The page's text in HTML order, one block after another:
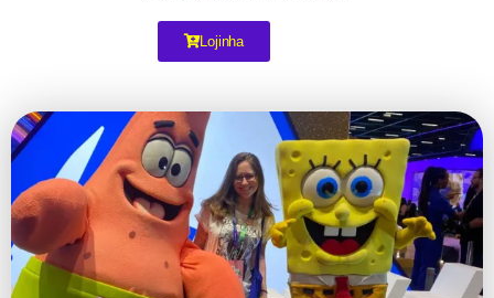
Lojinha